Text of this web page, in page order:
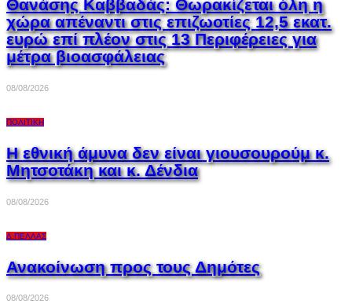
Θανάσης Καββαδάς: Θωρακίζεται όλη η
χώρα απέναντι στις επιζωοτίες 12,5 εκατ.
ευρώ επί πλέον στις 13 Περιφέρειες για
μέτρα βιοασφάλειας
08/08/2026
ΠΟΛΙΤΙΚΉ
Η εθνική άμυνα δεν είναι γιουσουρούμ κ.
Μητσοτάκη και κ. Δένδια
08/08/2026
Δ.ΠΈΛΛΑΣ
Ανακοίνωση προς τους Δημότες
08/08/2026